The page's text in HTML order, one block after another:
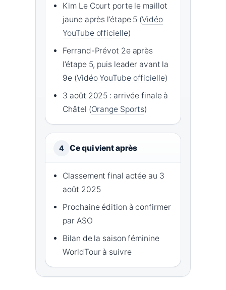
Kim Le Court porte le maillot
jaune après l’étape 5 (Vidéo
YouTube officielle)
Ferrand-Prévot 2e après
l’étape 5, puis leader avant la
9e (Vidéo YouTube officielle)
3 août 2025 : arrivée finale à
Châtel (Orange Sports)
4 Ce qui vient après
Classement final actée au 3
août 2025
Prochaine édition à confirmer
par ASO
Bilan de la saison féminine
WorldTour à suivre